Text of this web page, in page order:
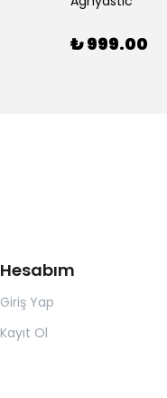
₺ 999.00
Hesabım
Giriş Yap
Kayıt Ol